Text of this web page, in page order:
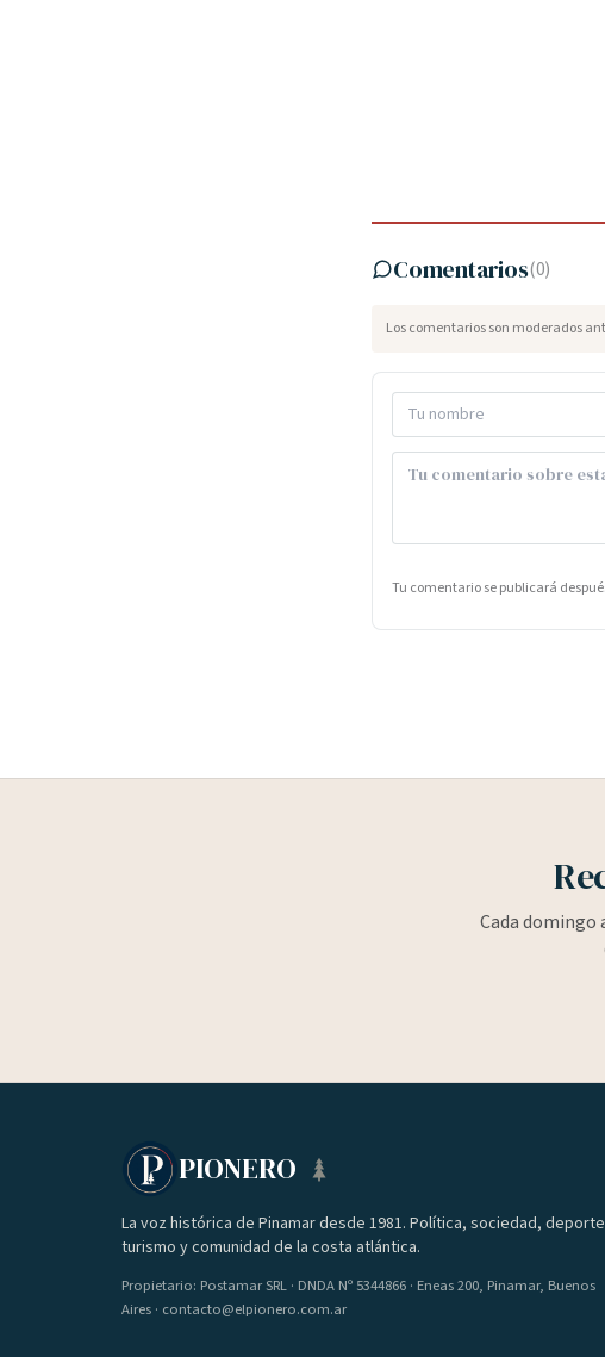
Comentarios(0)
Los comentarios son moderados
Tu comentario se publicará
Cada domingo
PIONERO
La voz histórica de Pinamar desde 1981. Política, sociedad,
turismo y comunidad de la costa atlántica.
Propietario: Postamar SRL · DNDA Nº 5344866 · Eneas 200, Pinamar, Buenos
Aires · contacto@elpionero.com.ar